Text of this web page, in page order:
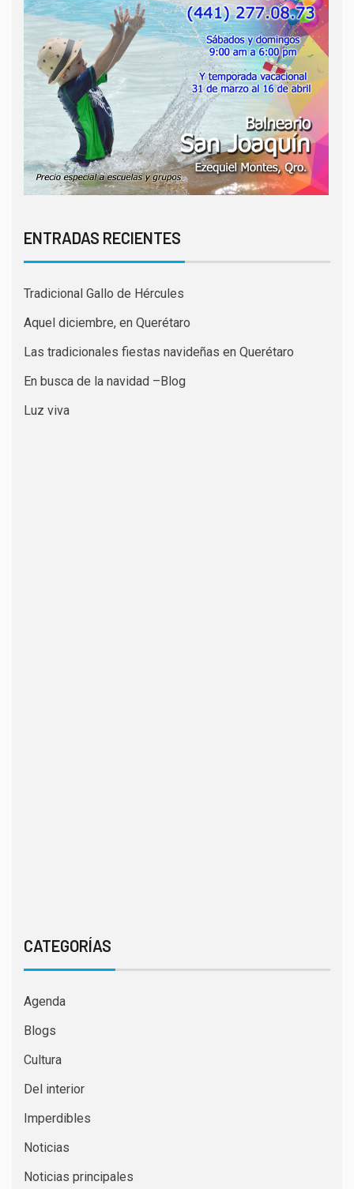
ENTRADAS RECIENTES
Tradicional Gallo de Hércules
Aquel diciembre, en Querétaro
Las tradicionales fiestas navideñas en Querétaro
En busca de la navidad –Blog
Luz viva
CATEGORÍAS
Agenda
Blogs
Cultura
Del interior
Imperdibles
Noticias
Noticias principales